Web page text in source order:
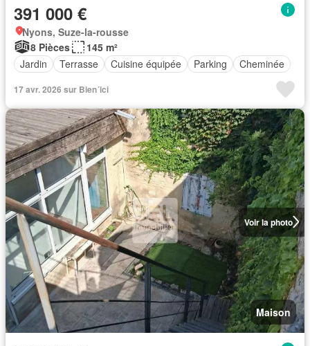
391 000 €
Nyons, Suze-la-rousse
8 Pièces
145 m²
Jardin
Terrasse Cuisine équipée Parking Cheminée
17 avr. 2026 sur Bien´ici
Voir la photo
Maison